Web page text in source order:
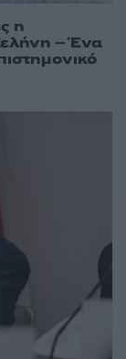
η
– Ένα